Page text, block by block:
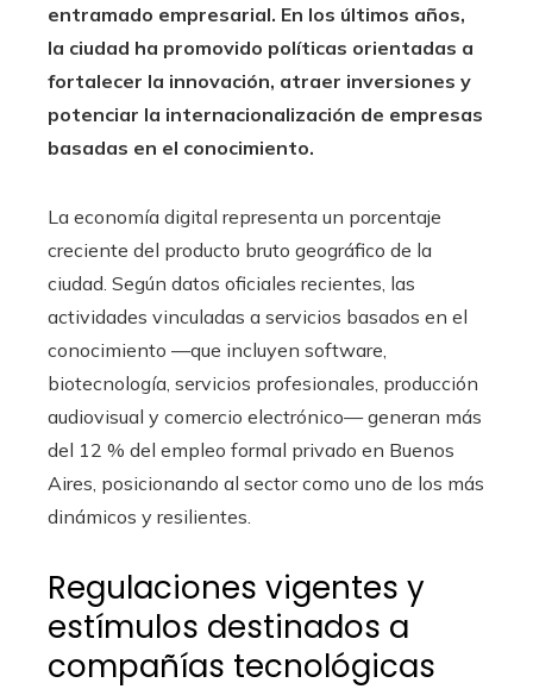
entramado empresarial. En los últimos años,
la ciudad ha promovido políticas orientadas a
fortalecer la innovación, atraer inversiones y
potenciar la internacionalización de empresas
basadas en el conocimiento.
La economía digital representa un porcentaje
creciente del producto bruto geográfico de la
ciudad. Según datos oficiales recientes, las
actividades vinculadas a servicios basados en el
conocimiento —que incluyen software,
biotecnología, servicios profesionales, producción
audiovisual y comercio electrónico— generan más
del 12 % del empleo formal privado en Buenos
Aires, posicionando al sector como uno de los más
dinámicos y resilientes.
Regulaciones vigentes y
estímulos destinados a
compañías tecnológicas